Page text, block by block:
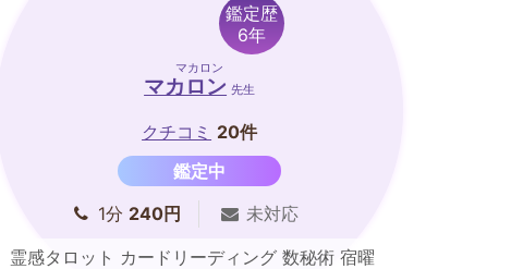
鑑定歴
6年
マカロン
マカロン 先生
クチコミ 20件
鑑定中
1分 240円
未対応
霊感タロット カードリーディング 数秘術 宿曜